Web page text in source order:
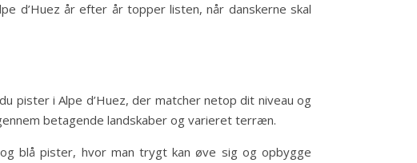
d’Huez år efter år topper listen, når danskerne skal
pister i Alpe d’Huez, der matcher netop dit niveau og
betagende landskaber og varieret terræn.
blå pister, hvor man trygt kan øve sig og opbygge